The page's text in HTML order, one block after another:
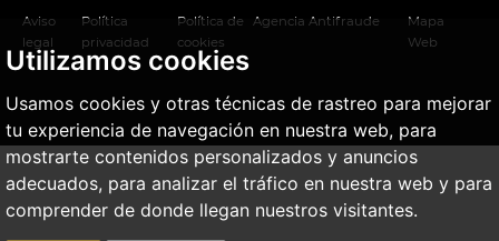
Utilizamos cookies
Usamos cookies y otras técnicas de rastreo para mejorar
tu experiencia de navegación en nuestra web, para
mostrarte contenidos personalizados y anuncios
adecuados, para analizar el tráfico en nuestra web y para
comprender de donde llegan nuestros visitantes.
Aviso
legal
Política
privacidad
Política de
cookies
Agencia Antifraude
Mapa
Web